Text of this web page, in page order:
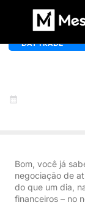
DAY TRADE
Bom, você já
negociação de
do que um dia,
financeiros – no